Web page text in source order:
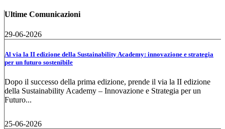
Ultime Comunicazioni
29-06-2026
Al via la II edizione della Sustainability Academy: innovazione e strategia
per un futuro sostenibile
Dopo il successo della prima edizione, prende il via la II edizione
della Sustainability Academy – Innovazione e Strategia per un
Futuro...
25-06-2026